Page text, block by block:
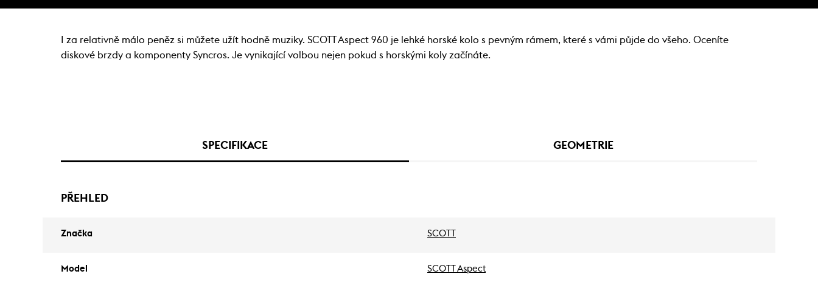
I za relativně málo peněz si můžete užít hodně muziky. SCOTT Aspect 960 je lehké horské kolo s pevným rámem, které s vámi půjde do všeho. Oceníte
diskové brzdy a komponenty Syncros. Je vynikající volbou nejen pokud s horskými koly začínáte.
SPECIFIKACE GEOMETRIE
PŘEHLED
Značka SCOTT
Model SCOTT Aspect